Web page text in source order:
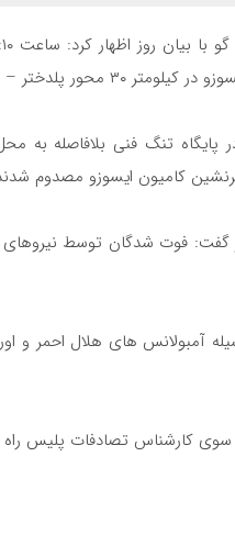
پایگاه تنگ فنی بلافاصله به
فوت شدگان توسط نیروهای
سوی کارشناس تصادفات پلیس